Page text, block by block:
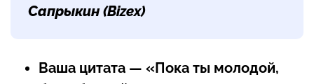
Сапрыкин (Bizex)
Ваша цитата — «Пока ты молодой,